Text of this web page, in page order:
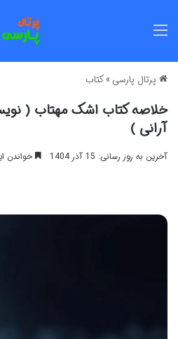
پرتال پارسی »کتاب
خلاصه کتاب اشک مهتاب (
آرانی )
آخرین به روز رسانی: 15 آذر 1404 خواندن این مطلب